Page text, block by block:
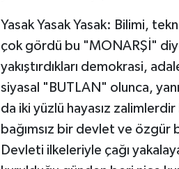
Yasak Yasak Yasak: Bilimi,
çok gördü bu "MONARŞİ"
yakıştırdıkları demokrasi,
siyasal "BUTLAN" olunca,
da iki yüzlü hayasız
bağımsız bir devlet ve özgür
Devleti ilkeleriyle çağı